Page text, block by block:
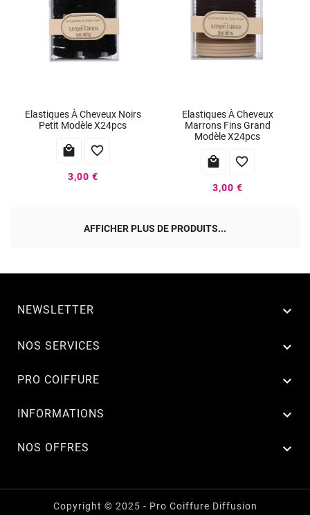
Elastiques À Cheveux Noirs
Petit Modèle X24pcs
 
3,00 €
Elastiques À Cheveux
Marrons Fins Grand
Modèle X24pcs
 
3,00 €
AFFICHER PLUS DE PRODUITS...
NEWSLETTER 
NOS SERVICES 
PRO COIFFURE 
INFORMATIONS 
NOS OFFRES 
Copyright © 2025 - Pro Coiffure Diffusion